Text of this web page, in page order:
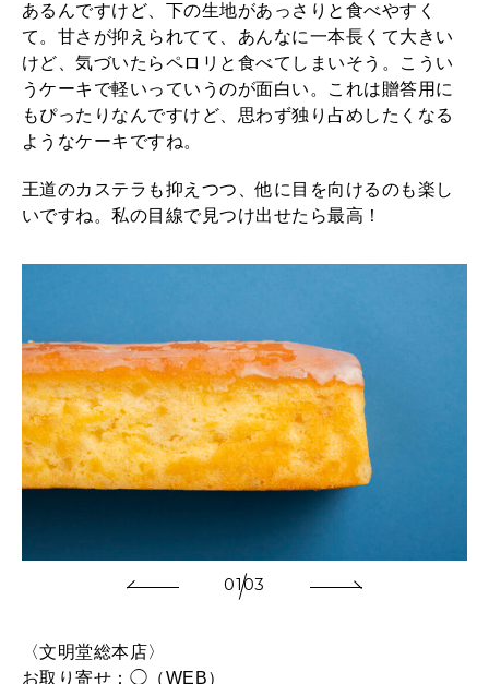
あるんですけど、下の生地があっさりと食べやすく
て。甘さが抑えられてて、あんなに一本長くて大きい
けど、気づいたらペロリと食べてしまいそう。こうい
うケーキで軽いっていうのが面白い。これは贈答用に
もぴったりなんですけど、思わず独り占めしたくなる
ようなケーキですね。
王道のカステラも抑えつつ、他に目を向けるのも楽し
いですね。私の目線で見つけ出せたら最高！
0103
〈文明堂総本店〉
お取り寄せ：◯（WEB）